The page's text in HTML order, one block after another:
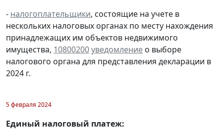
- налогоплательщики, состоящие на учете в
нескольких налоговых органах по месту нахождения
принадлежащих им объектов недвижимого
имущества, 10800200уведомление о выборе
налогового органа для представления декларации в
2024 г.
5 февраля 2024
Единый налоговый платеж: